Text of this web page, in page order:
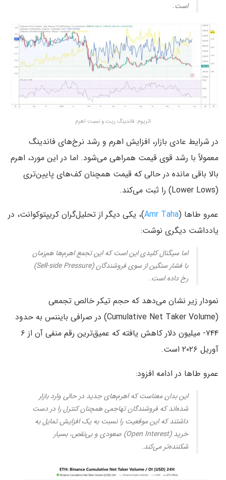
است.
اتریوم: فاندینگ ریت و نسبت اهرم
در شرایط عادی بازار، افزایش اهرم و رشد نرخ‌های فاندینگ
معمولاً با رشد قوی قیمت همراهی می‌شود. اما در این مورد، اهرم
بالا باقی مانده در حالی که قیمت همچنان کف‌های پایین‌تری
(Lower Lows) را ثبت می‌کند.
عمرو طاها (Amr Taha)، یکی دیگر از تحلیل‌گران کریپتوکوانت، در
یادداشت دیگری نوشت:
اما سیگنال کلیدی این است که این تجمع اهرم‌ها هم‌زمان
با فشار سنگین از سوی فروشندگان (Sell-side Pressure)
رخ داده است.
نمودار زیر نشان می‌دهد که حجم تیکر خالص تجمعی
(Cumulative Net Taker Volume) در صرافی بایننس به حدود
۷۴۴- میلیون دلار کاهش یافته که عمیق‌ترین رقم منفی آن از ۶
آوریل ۲۰۲۶ است.
عمرو طاها در ادامه افزود:
این بدان معناست که اهرم‌های جدید در حالی وارد بازار
شده‌اند که فروشندگان تهاجمی همچنان کنترل را در دست
داشتند که این موقعیت را نسبت به یک افزایش تمایل به
خرید (Open Interest) صعودی و بی‌نقص، بسیار
شکننده‌تر می‌کند.